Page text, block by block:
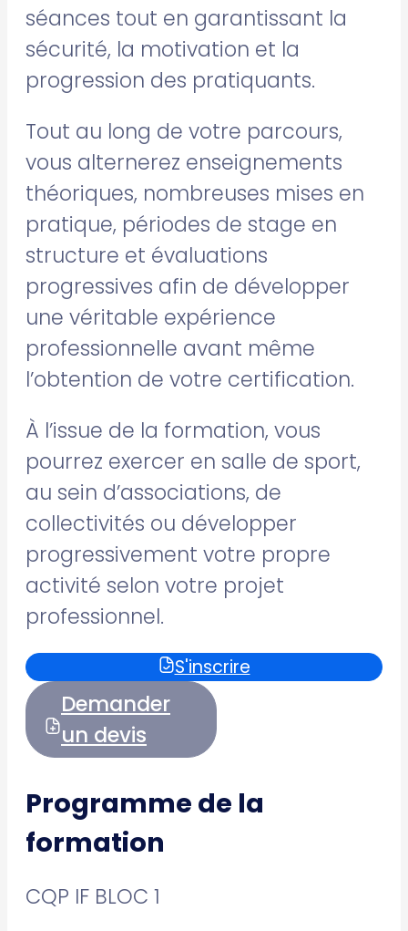
séances tout en garantissant la
sécurité, la motivation et la
progression des pratiquants.
Tout au long de votre parcours,
vous alternerez enseignements
théoriques, nombreuses mises en
pratique, périodes de stage en
structure et évaluations
progressives afin de développer
une véritable expérience
professionnelle avant même
l’obtention de votre certification.
À l’issue de la formation, vous
pourrez exercer en salle de sport,
au sein d’associations, de
collectivités ou développer
progressivement votre propre
activité selon votre projet
professionnel.
S'inscrire
Demander
un devis
Programme de la
formation
CQP IF BLOC 1